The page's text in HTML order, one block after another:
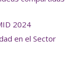
2024
en el Sector